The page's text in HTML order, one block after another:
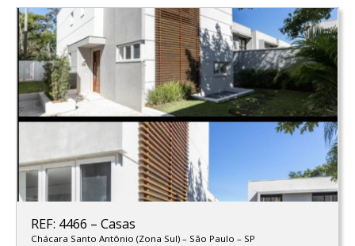
REF: 4466 – Casas
Chácara Santo Antônio (Zona Sul) – São Paulo – SP